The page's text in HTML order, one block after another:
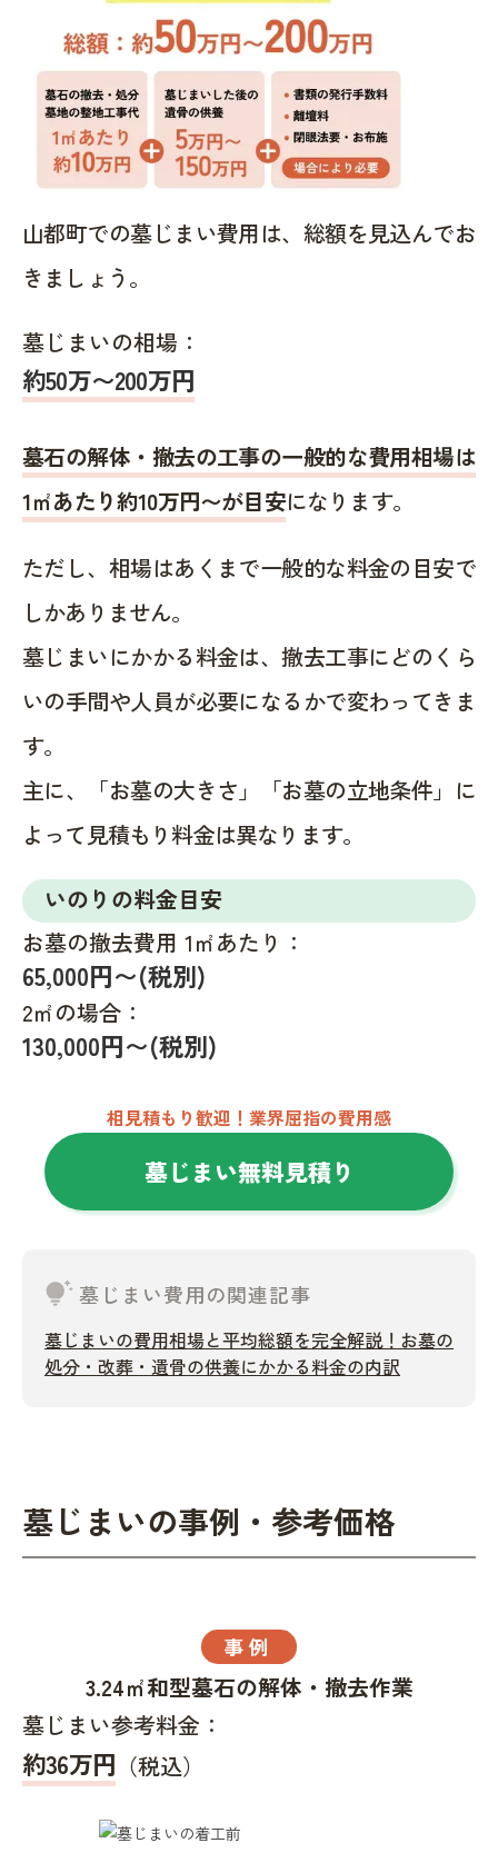
山都町での墓じまい費用は、総額を見込んでお
きましょう。
墓じまいの相場：
約50万〜200万円
墓石の解体・撤去の工事の一般的な費用相場は
1㎡あたり約10万円〜が目安になります。
ただし、相場はあくまで一般的な料金の目安で
しかありません。
墓じまいにかかる料金は、撤去工事にどのくら
いの手間や人員が必要になるかで変わってきま
す。
主に、「お墓の大きさ」「お墓の立地条件」に
よって見積もり料金は異なります。
いのりの料金目安
お墓の撤去費用 1㎡あたり：
65,000円〜(税別)
2㎡の場合：
130,000円〜(税別)
相見積もり歓迎！業界屈指の費用感
墓じまい無料見積り
tips_and_updates墓じまい費用の関連記事
墓じまいの費用相場と平均総額を完全解説！お墓の
処分・改葬・遺骨の供養にかかる料金の内訳
墓じまいの事例・参考価格
事例
3.24㎡和型墓石の解体・撤去作業
墓じまい参考料金：
約36万円 （税込）